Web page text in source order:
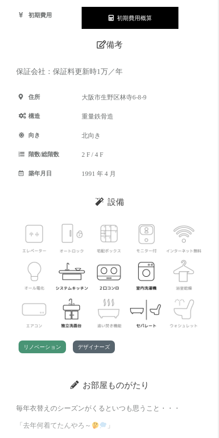
初期費用 初期費用概算
備考
保証会社：保証料更新時1万／年
住所 大阪市生野区林寺6-8-9
構造 重量鉄骨造
向き 北向き
階数/総階数 2 F / 4 F
築年月日 1991 年 4 月
設備
リノベーション デザイナーズ
お部屋ものがたり
毎年衣替えのシーズンがくるといつも思うこと・・・
「去年何着てたんやろ～ 」